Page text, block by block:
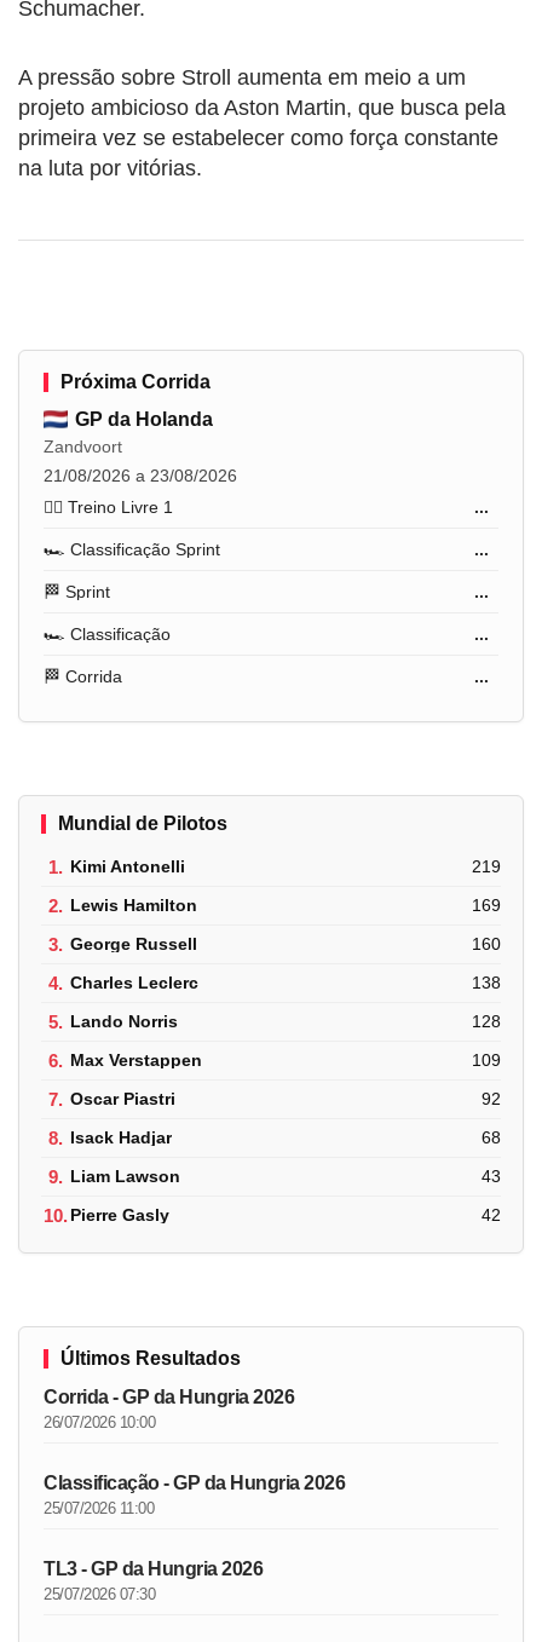
Schumacher.
A pressão sobre Stroll aumenta em meio a um
projeto ambicioso da Aston Martin, que busca pela
primeira vez se estabelecer como força constante
na luta por vitórias.
Próxima Corrida
GP da Holanda
Zandvoort
21/08/2026 a 23/08/2026
🏋️‍♂️ Treino Livre 1
...
🏎️ Classificação Sprint ...
🏁 Sprint ...
🏎️ Classificação ...
🏁 Corrida ...
Mundial de Pilotos
1. Kimi Antonelli 219
2. Lewis Hamilton 169
3. George Russell 160
4. Charles Leclerc 138
5. Lando Norris 128
6. Max Verstappen 109
7. Oscar Piastri 92
8. Isack Hadjar 68
9. Liam Lawson 43
10.Pierre Gasly 42
Últimos Resultados
Corrida - GP da Hungria 2026
26/07/2026 10:00
Classificação - GP da Hungria 2026
25/07/2026 11:00
TL3 - GP da Hungria 2026
25/07/2026 07:30